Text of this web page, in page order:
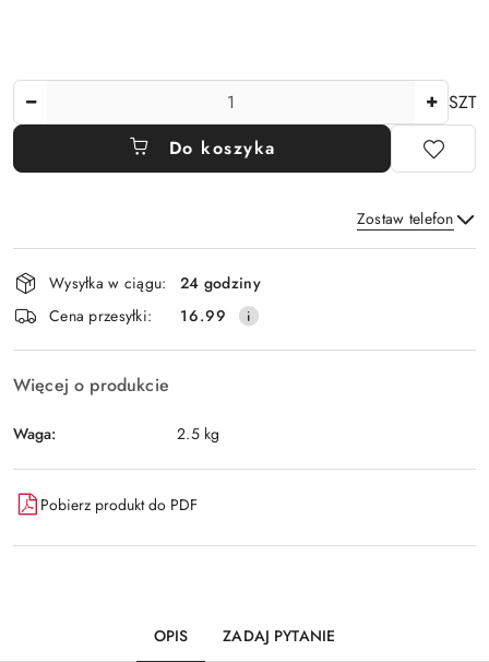
SZT
Do koszyka
Zostaw telefon
Wyślij
Dostępność
i
dostawa
Wysyłka w ciągu:
24 godziny
Cena przesyłki:
16.99
Więcej o produkcie
Waga: 2.5 kg
Pobierz produkt do PDF
OPIS ZADAJ PYTANIE